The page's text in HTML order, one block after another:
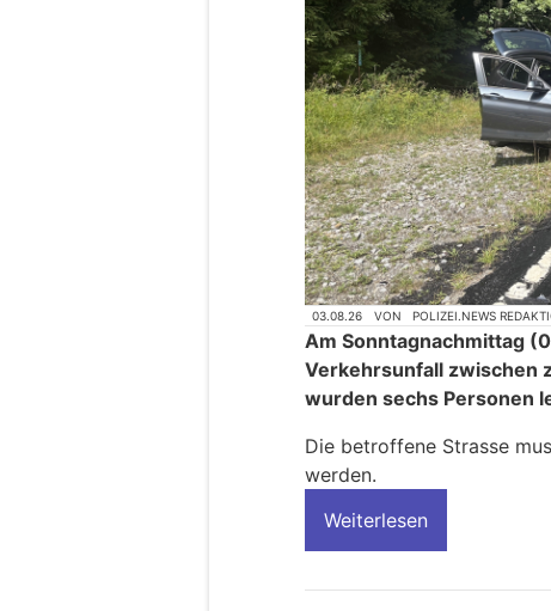
03.08.26 VON POLIZEI.NEWS
Am Sonntagnachmittag
Verkehrsunfall zwischen
wurden sechs Personen
Die betroffene Strasse
werden.
Weiterlesen